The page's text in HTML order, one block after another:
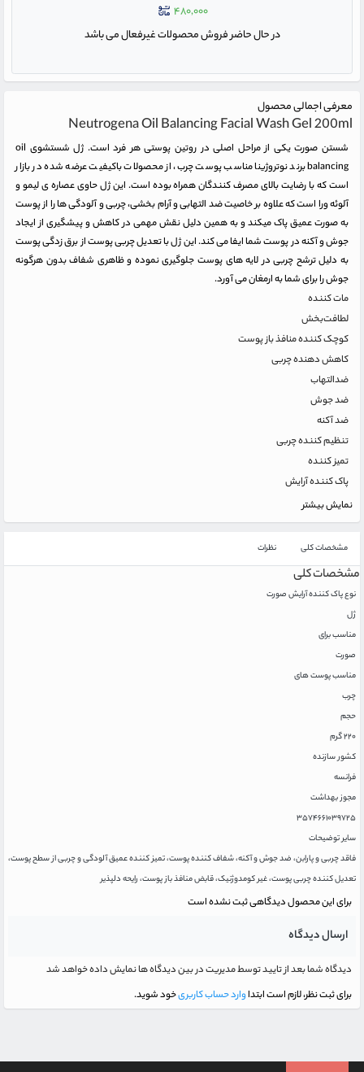
۴۸۰,۰۰۰
در حال حاضر فروش محصولات غیرفعال می باشد
معرفی اجمالی محصول
Neutrogena Oil Balancing Facial Wash Gel 200ml
شستن صورت یکی از مراحل اصلی در روتین پوستی هر فرد است. ژل شستشوی oil
balancing برند نوتروژینا مناسب پوست چرب، از محصولات باکیفیت عرضه شده در بازار
است که با رضایت بالای مصرف کنندگان همراه بوده است. این ژل حاوی عصاره ی لیمو و
آلوئه ورا است که علاوه بر خاصیت ضد التهابی و آرام بخشی، چربی و آلودگی ها را از پوست
به صورت عمیق پاک میکند و به همین دلیل نقش مهمی در کاهش و پیشگیری از ایجاد
جوش و آکنه در پوست شما ایفا می کند. این ژل با تعدیل چربی پوست از برق زدگی پوست
به دلیل ترشح چربی در لایه های پوست جلوگیری نموده و ظاهری شفاف بدون هرگونه
جوش را برای شما به ارمغان می آورد.
مات کننده
لطافت‌بخش
کوچک کننده منافذ باز پوست
کاهش دهنده چربی
ضدالتهاب
ضد جوش
ضد آکنه
تنظیم کننده چربی
تمیز کننده
پاک کننده آرایش
نمایش بیشتر
مشخصات کلی نظرات
مشخصات کلی
نوع پاک کننده آرایش صورت
ژل
مناسب برای
صورت
مناسب پوست های
چرب
حجم
۲۲۰ گرم
کشور سازنده
فرانسه
مجوز بهداشت
۳۵۷۴۶۶۱۰۳۹۷۲۵
سایر توضیحات
فاقد چربی و پارابن، ضد جوش و آکنه، شفاف کننده پوست، تمیز کننده عمیق آلودگی و چربی از سطح پوست،
تعدیل کننده چربی پوست، غیر کومدوژنیک، قابض منافذ باز پوست، رایحه دلپذیر
برای این محصول دیدگاهی ثبت نشده است
ارسال دیدگاه
دیدگاه شما بعد از تایید توسط مدیریت در بین دیدگاه ها نمایش داده خواهد شد
برای ثبت نظر، لازم است ابتداوارد حساب کاربریخود شوید.